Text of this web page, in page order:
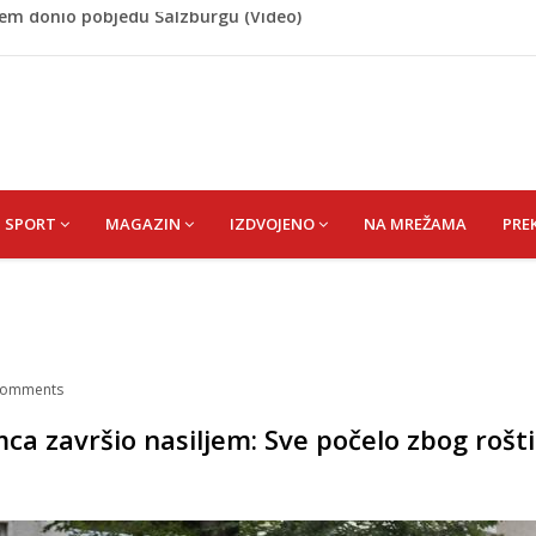
obilježena 31. godišnjica deblokade Unsko-sanskog
donio pobjedu Salzburgu (Video)
SPORT MAGAZIN IZDVOJENO NA MREŽAMA
završio nasiljem: Sve počelo zbog